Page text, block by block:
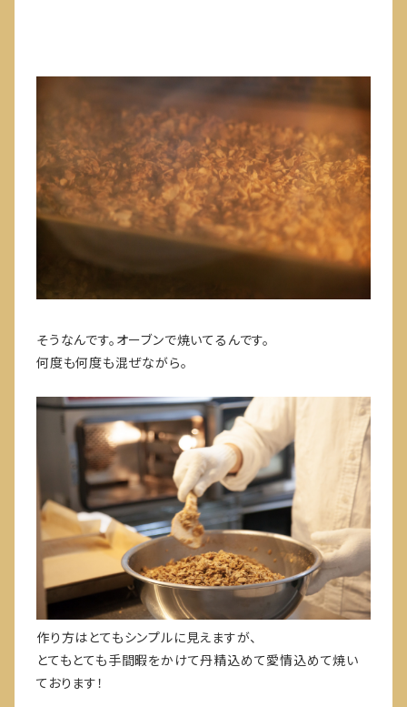
そうなんです。オーブンで焼いてるんです。
何度も何度も混ぜながら。
作り方はとてもシンプルに見えますが、
とてもとても手間暇をかけて丹精込めて愛情込めて焼い
ております！